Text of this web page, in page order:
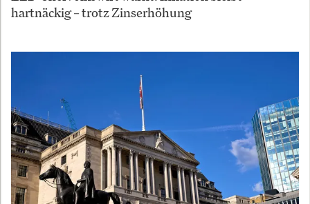
hartnäckig – trotz Zinserhöhung